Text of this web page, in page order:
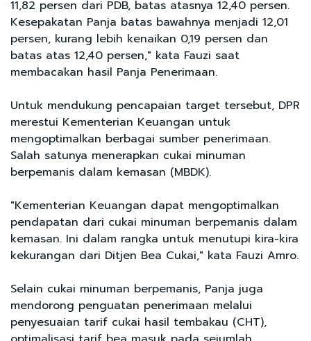
11,82 persen dari PDB, batas atasnya 12,40 persen.
Kesepakatan Panja batas bawahnya menjadi 12,01
persen, kurang lebih kenaikan 0,19 persen dan
batas atas 12,40 persen," kata Fauzi saat
membacakan hasil Panja Penerimaan.
Untuk mendukung pencapaian target tersebut, DPR
merestui Kementerian Keuangan untuk
mengoptimalkan berbagai sumber penerimaan.
Salah satunya menerapkan cukai minuman
berpemanis dalam kemasan (MBDK).
"Kementerian Keuangan dapat mengoptimalkan
pendapatan dari cukai minuman berpemanis dalam
kemasan. Ini dalam rangka untuk menutupi kira-kira
kekurangan dari Ditjen Bea Cukai," kata Fauzi Amro.
Selain cukai minuman berpemanis, Panja juga
mendorong penguatan penerimaan melalui
penyesuaian tarif cukai hasil tembakau (CHT),